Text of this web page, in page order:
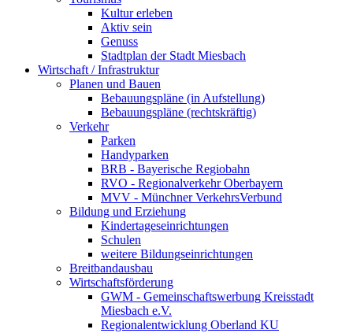
Kultur erleben
Aktiv sein
Genuss
Stadtplan der Stadt Miesbach
Wirtschaft / Infrastruktur
Planen und Bauen
Bebauungspläne (in Aufstellung)
Bebauungspläne (rechtskräftig)
Verkehr
Parken
Handyparken
BRB - Bayerische Regiobahn
RVO - Regionalverkehr Oberbayern
MVV - Münchner VerkehrsVerbund
Bildung und Erziehung
Kindertageseinrichtungen
Schulen
weitere Bildungseinrichtungen
Breitbandausbau
Wirtschaftsförderung
GWM - Gemeinschaftswerbung Kreisstadt
Miesbach e.V.
Regionalentwicklung Oberland KU